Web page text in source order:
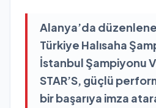
Alanya’da
Türkiye Halısaha
İstanbul Şampiyonu
STAR’S, güçlü
bir başarıya imza